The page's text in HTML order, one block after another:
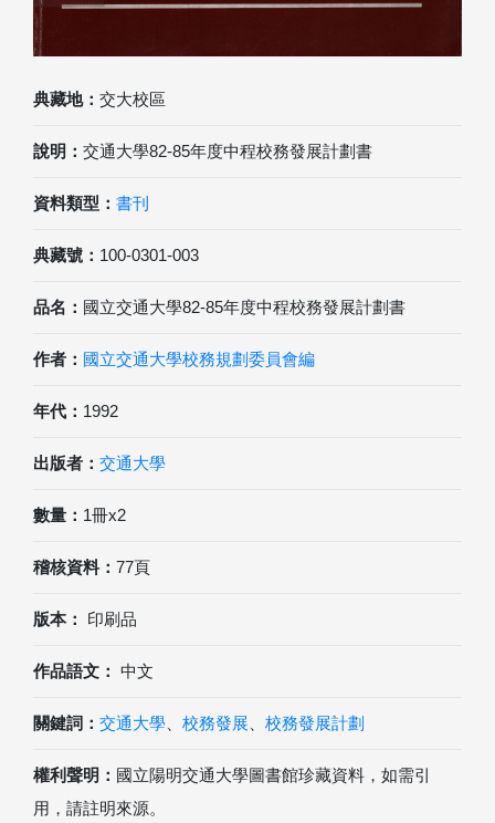
典藏地： 交大校區
說明： 交通大學82-85年度中程校務發展計劃書
資料類型： 書刊
典藏號： 100-0301-003
品名： 國立交通大學82-85年度中程校務發展計劃書
作者： 國立交通大學校務規劃委員會編
年代： 1992
出版者： 交通大學
數量： 1冊x2
稽核資料： 77頁
版本： 印刷品
作品語文： 中文
關鍵詞： 交通大學 校務發展 校務發展計劃
權利聲明： 國立陽明交通大學圖書館珍藏資料，如需引
用，請註明來源。